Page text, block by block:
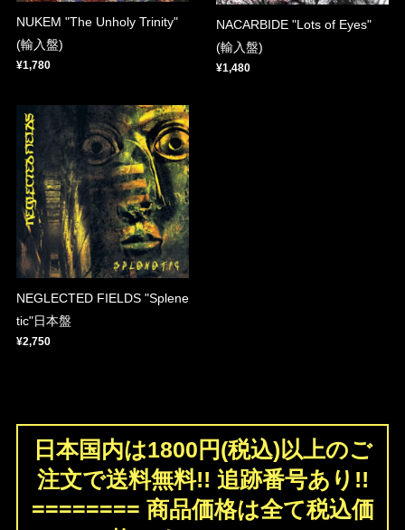
NUKEM "The Unholy Trinity"
(輸入盤)
¥1,780
NACARBIDE "Lots of Eyes"
(輸入盤)
¥1,480
NEGLECTED FIELDS "Splene
tic"日本盤
¥2,750
日本国内は1800円(税込)以上のご
注文で送料無料!! 追跡番号あり!!
======== 商品価格は全て税込価